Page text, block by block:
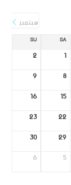
سبتمبر
SA
SU
1
2
8
9
15
16
22
23
29
30
5
6